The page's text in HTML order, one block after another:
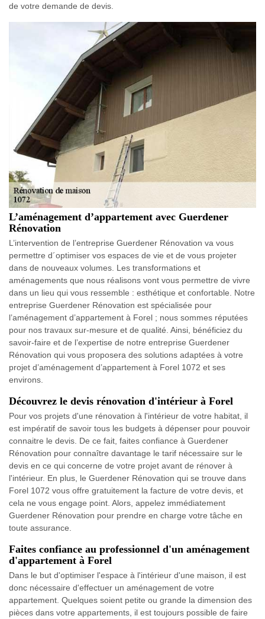
de votre demande de devis.
L’aménagement d’appartement avec Guerdener
Rénovation
L’intervention de l’entreprise Guerdener Rénovation va vous
permettre d´optimiser vos espaces de vie et de vous projeter
dans de nouveaux volumes. Les transformations et
aménagements que nous réalisons vont vous permettre de vivre
dans un lieu qui vous ressemble : esthétique et confortable. Notre
entreprise Guerdener Rénovation est spécialisée pour
l’aménagement d’appartement à Forel ; nous sommes réputées
pour nos travaux sur-mesure et de qualité. Ainsi, bénéficiez du
savoir-faire et de l’expertise de notre entreprise Guerdener
Rénovation qui vous proposera des solutions adaptées à votre
projet d’aménagement d’appartement à Forel 1072 et ses
environs.
Découvrez le devis rénovation d'intérieur à Forel
Pour vos projets d'une rénovation à l'intérieur de votre habitat, il
est impératif de savoir tous les budgets à dépenser pour pouvoir
connaitre le devis. De ce fait, faites confiance à Guerdener
Rénovation pour connaître davantage le tarif nécessaire sur le
devis en ce qui concerne de votre projet avant de rénover à
l'intérieur. En plus, le Guerdener Rénovation qui se trouve dans
Forel 1072 vous offre gratuitement la facture de votre devis, et
cela ne vous engage point. Alors, appelez immédiatement
Guerdener Rénovation pour prendre en charge votre tâche en
toute assurance.
Faites confiance au professionnel d'un aménagement
d'appartement à Forel
Dans le but d'optimiser l'espace à l'intérieur d'une maison, il est
donc nécessaire d'effectuer un aménagement de votre
appartement. Quelques soient petite ou grande la dimension des
pièces dans votre appartements, il est toujours possible de faire